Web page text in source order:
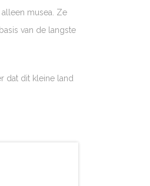
musea. Ze
van de langste
dat dit kleine land